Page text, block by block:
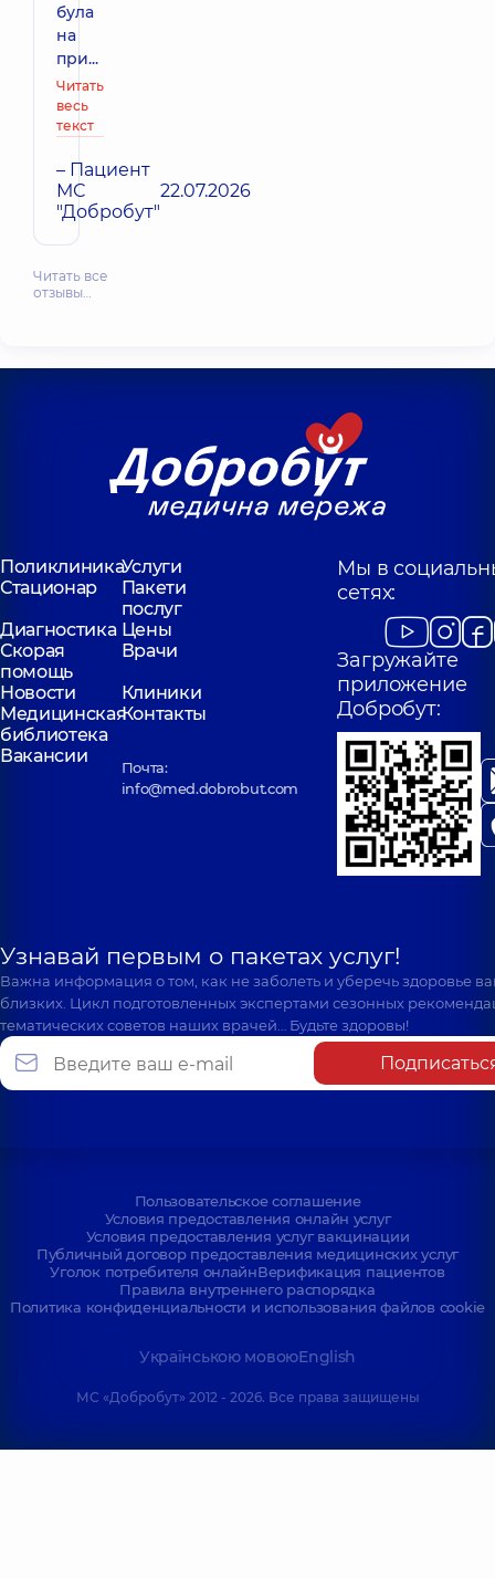
була
на
при...
Читать
весь
текст
– Пациент
МС
"Добробут"
22.07.2026
Читать все
отзывы…
ПоликлиникаУслуги
Стационар
Пакети
послуг
Диагностика Цены
Скорая
помощь
Врачи
Новости
Клиники
Медицинская
библиотека
Контакты
Вакансии
Почта:
info@med.dobrobut.com
Мы в
сетях:
Загружайте
приложение
Добробут:
Узнавай первым о пакетах услуг!
Важна информация о том, как не заболеть и уберечь здоровье
близких. Цикл подготовленных экспертами сезонных
тематических советов наших врачей… Будьте здоровы!
Пользовательское соглашение
Условия предоставления онлайн услуг
Условия предоставления услуг вакцинации
Публичный договор предоставления медицинских услуг
Уголок потребителя онлайнВерификация пациентов
Правила внутреннего распорядка
Политика конфиденциальности и использования файлов cookie
Українською мовоюEnglish
МС «Добробут» 2012 - 2026. Все права защищены